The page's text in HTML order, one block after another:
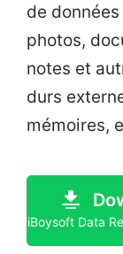
de
photos,
notes et
durs
mémoires,
iBoysoft Data